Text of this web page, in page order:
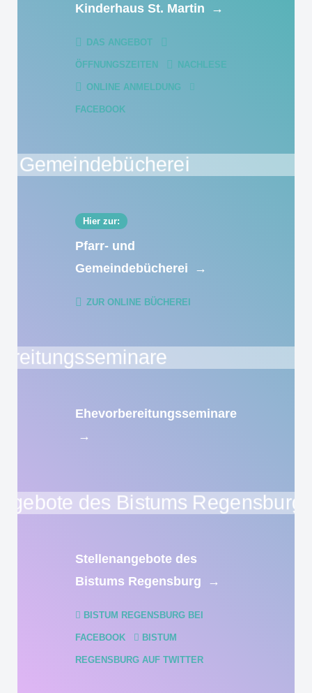
Kinderhaus St. Martin →
DAS ANGEBOT
ÖFFNUNGSZEITEN NACHLESE
ONLINE ANMELDUNG
FACEBOOK
Hier zur:
Pfarr- und
Gemeindebücherei
→
ZUR ONLINE BÜCHEREI
Ehevorbereitungsseminare
→
Stellenangebote des
Bistums Regensburg
→
BISTUM REGENSBURG BEI
FACEBOOK BISTUM
REGENSBURG AUF TWITTER